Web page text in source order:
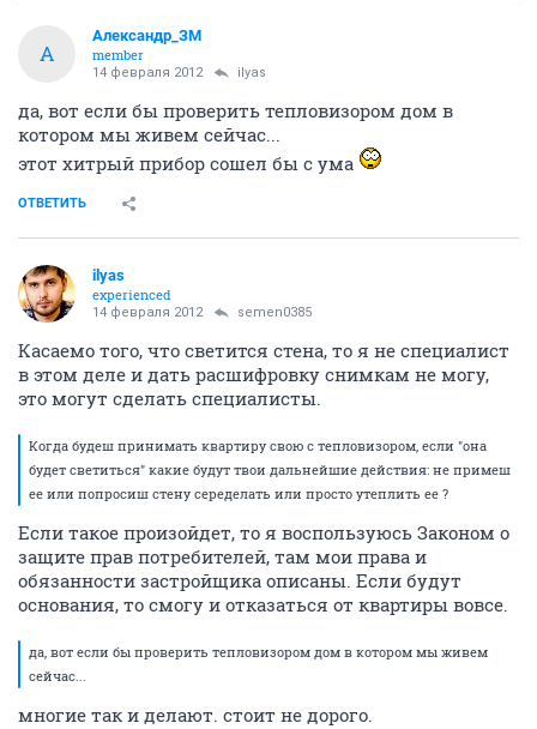
А
Александр_ЗМ
member
14 февраля 2012 ilyas
да, вот если бы проверить тепловизором дом в
котором мы живем сейчас...
этот хитрый прибор сошел бы с ума
ОТВЕТИТЬ
ilyas
experienced
14 февраля 2012 semen0385
Касаемо того, что светится стена, то я не специалист
в этом деле и дать расшифровку снимкам не могу,
это могут сделать специалисты.
Когда будеш принимать квартиру свою с тепловизором, если "она
будет светиться" какие будут твои дальнейшие действия: не примеш
ее или попросиш стену середелать или просто утеплить ее ?
Если такое произойдет, то я воспользуюсь Законом о
защите прав потребителей, там мои права и
обязанности застройщика описаны. Если будут
основания, то смогу и отказаться от квартиры вовсе.
да, вот если бы проверить тепловизором дом в котором мы живем
сейчас...
многие так и делают. стоит не дорого.